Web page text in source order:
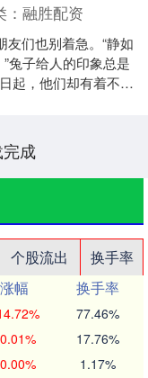
：融胜配资
友们也别着急。“静如
兔子给人的印象总是
起，他们却有着不为
成
个股流出
换手率
涨幅
换手率
77.46%
17.76%
1.17%